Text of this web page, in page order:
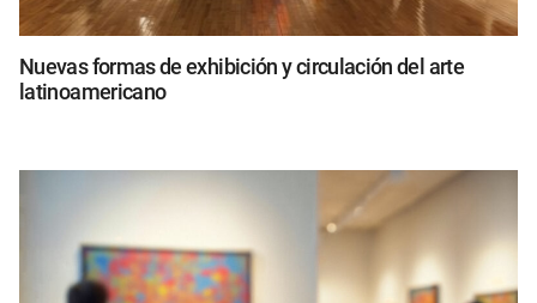
Nuevas formas de exhibición y circulación del arte
latinoamericano